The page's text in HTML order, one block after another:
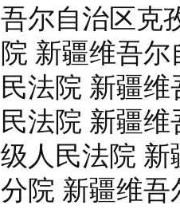
吾尔自治区克
院 新疆维吾
民法院 新疆
民法院 新疆
级人民法院 新
分院 新疆维吾